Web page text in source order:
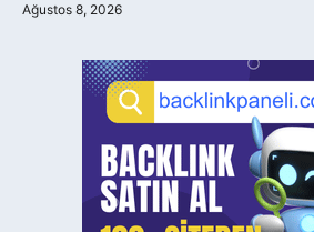
Ağustos 8, 2026